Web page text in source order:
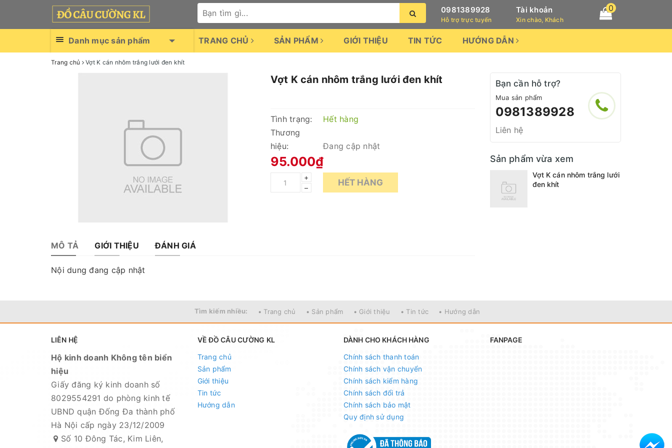
0981389928
Hỗ trợ trực tuyến
Tài khoản
Xin chào, Khách
0
Danh mục sản phẩm TRANG CHỦ SẢN PHẨM GIỚI THIỆU TIN TỨC HƯỚNG DẪN
Trang chủ Vợt K cán nhôm trắng lưới đen khít
Vợt K cán nhôm trắng lưới đen khít
Tình trạng:
Hết hàng
Thương
hiệu:
Đang cập nhật
95.000₫
+
–
HẾT HÀNG
MÔ TẢ GIỚI THIỆU ĐÁNH GIÁ
Nội dung đang cập nhật
Bạn cần hỗ trợ?
Mua sản phẩm
0981389928
Liên hệ
Sản phẩm vừa xem
Vợt K cán nhôm trắng lưới
đen khít
Tìm kiếm nhiều: • Trang chủ • Sản phẩm • Giới thiệu • Tin tức • Hướng dẫn
LIÊN HỆ
Hộ kinh doanh Không tên biển
hiệu
Giấy đăng ký kinh doanh số
8029554291 do phòng kinh tế
UBND quận Đống Đa thành phố
Hà Nội cấp ngày 23/12/2009
Số 10 Đông Tác, Kim Liên,
VỀ ĐỒ CÂU CƯỜNG KL
Trang chủ
Sản phẩm
Giới thiệu
Tin tức
Hướng dẫn
DÀNH CHO KHÁCH HÀNG
Chính sách thanh toán
Chính sách vận chuyển
Chính sách kiểm hàng
Chính sách đổi trả
Chính sách bảo mật
Quy định sử dụng
FANPAGE